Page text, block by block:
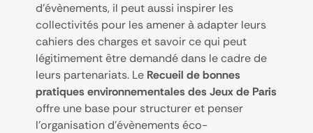
d’évènements, il peut aussi inspirer les
collectivités pour les amener à adapter leurs
cahiers des charges et savoir ce qui peut
légitimement être demandé dans le cadre de
leurs partenariats. Le Recueil de bonnes
pratiques environnementales des Jeux de Paris
offre une base pour structurer et penser
l’organisation d’évènements éco-